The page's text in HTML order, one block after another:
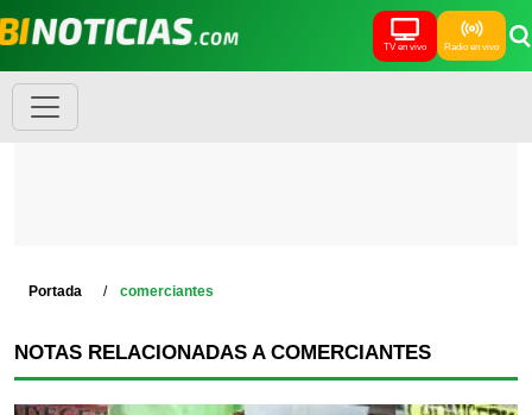
TV en vivo Radio en vivo
Portada comerciantes
NOTAS RELACIONADAS A COMERCIANTES